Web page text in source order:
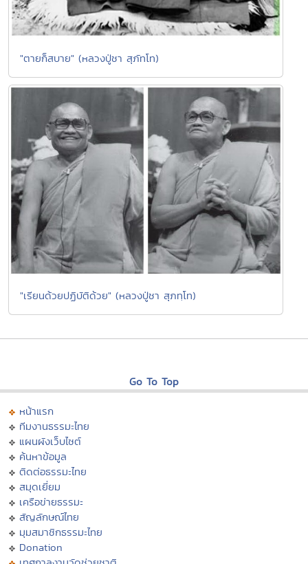
"ตายก็สบาย" (หลวงปู่ชา สุภัทโท)
"เรียนด้วยปฏิบัติด้วย" (หลวงปู่ชา สุภทฺโท)
Go To Top
หน้าแรก
ทีมงานธรรมะไทย
แผนผังเว็บไซต์
ค้นหาข้อมูล
ติดต่อธรรมะไทย
สมุดเยี่ยม
เครือข่ายธรรมะ
สัญลักษณ์ไทย
มุมสมาชิกธรรมะไทย
Donation